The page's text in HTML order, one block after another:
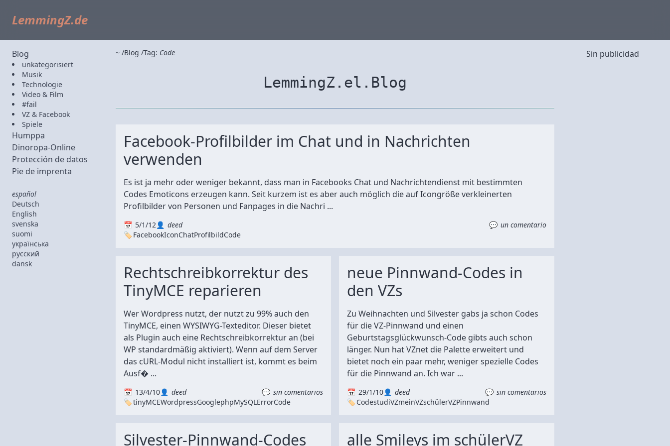
LemmingZ.de
Blog
unkategorisiert
Musik
Technologie
Video & Film
#fail
VZ & Facebook
Spiele
Humppa
Dinoropa-Online
Protección de datos
Pie de imprenta
español
Deutsch
English
svenska
suomi
українська
русский
dansk
~ Blog Tag: Code
LemmingZ.el.Blog
Facebook-Profilbilder im Chat und in Nachrichten
verwenden
Es ist ja mehr oder weniger bekannt, dass man in Facebooks Chat und Nachrichtendienst mit bestimmten
Codes Emoticons erzeugen kann. Seit kurzem ist es aber auch möglich die auf Icongröße verkleinerten
Profilbilder von Personen und Fanpages in die Nachri ...
5/1/12 deed
un comentario
FacebookIconChatProfilbildCode
Rechtschreibkorrektur des
TinyMCE reparieren
Wer Wordpress nutzt, der nutzt zu 99% auch den
TinyMCE, einen WYSIWYG-Texteditor. Dieser bietet
als Plugin auch eine Rechtschreibkorrektur an (bei
WP standardmäßig aktiviert). Wenn auf dem Server
das cURL-Modul nicht installiert ist, kommt es beim
Ausf� ...
13/4/10 deed
sin comentarios
tinyMCEWordpressGooglephpMySQLErrorCode
neue Pinnwand-Codes in
den VZs
Zu Weihnachten und Silvester gabs ja schon Codes
für die VZ-Pinnwand und einen
Geburtstagsglückwunsch-Code gibts auch schon
länger. Nun hat VZnet die Palette erweitert und
bietet noch ein paar mehr, weniger spezielle Codes
für die Pinnwand an. Ich war ...
29/1/10 deed
sin comentarios
CodestudiVZmeinVZschülerVZPinnwand
Silvester-Pinnwand-Codes alle Smileys im schülerVZ
Sin publicidad